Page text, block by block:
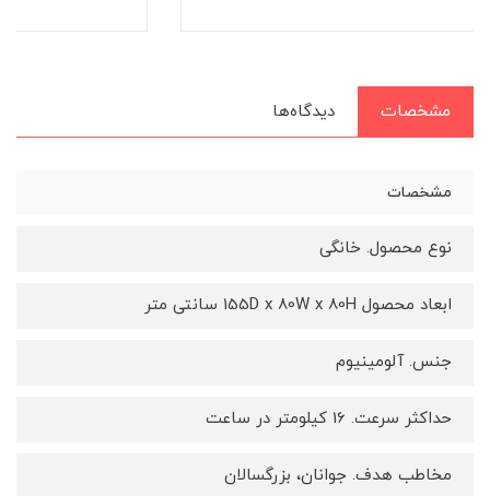
مشخصات دیدگاه‌ها
مشخصات
نوع محصول. خانگی
ابعاد محصول ‎155D x 80W x 80H سانتی متر
جنس. آلومینیوم
حداکثر سرعت. 16 کیلومتر در ساعت
مخاطب هدف. جوانان، بزرگسالان